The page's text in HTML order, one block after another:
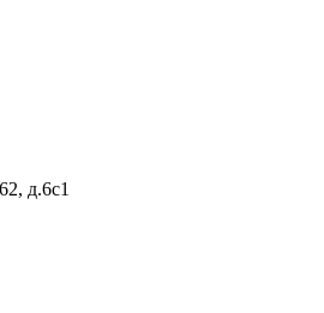
д.6с1